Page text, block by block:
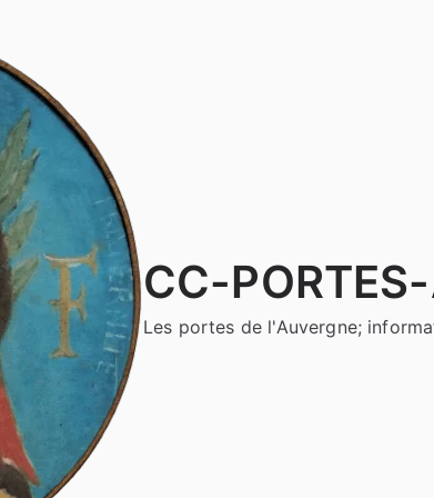
CC-
Les portes de l'Auvergne;